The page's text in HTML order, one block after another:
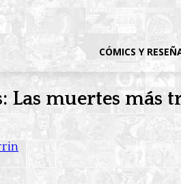
CÓMICS Y
Las muertes más